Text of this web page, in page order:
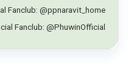
Fanclub: @ppnaravit_home
Fanclub: @PhuwinOfficial